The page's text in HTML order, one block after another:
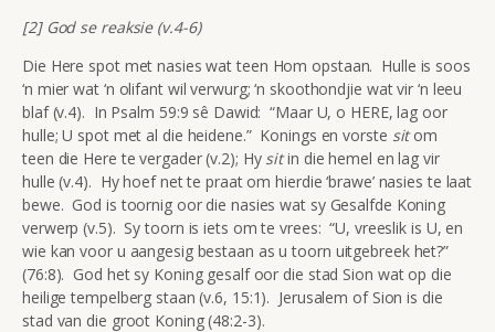
[2] God se reaksie (v.4-6)
Die Here spot met nasies wat teen Hom opstaan. Hulle is soos
‘n mier wat ‘n olifant wil verwurg; ‘n skoothondjie wat vir ‘n leeu
blaf (v.4). In Psalm 59:9 sê Dawid: “Maar U, o HERE, lag oor
hulle; U spot met al die heidene.” Konings en vorste sitom
teen die Here te vergader (v.2); Hy sitin die hemel en lag vir
hulle (v.4). Hy hoef net te praat om hierdie ‘brawe’ nasies te laat
bewe. God is toornig oor die nasies wat sy Gesalfde Koning
verwerp (v.5). Sy toorn is iets om te vrees: “U, vreeslik is U, en
wie kan voor u aangesig bestaan as u toorn uitgebreek het?”
(76:8). God het sy Koning gesalf oor die stad Sion wat op die
heilige tempelberg staan (v.6, 15:1). Jerusalem of Sion is die
stad van die groot Koning (48:2-3).